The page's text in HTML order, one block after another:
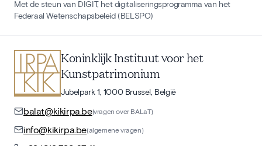
Met de steun van DIGIT, het digitaliseringsprogramma van het
Federaal Wetenschapsbeleid (BELSPO)
Koninklijk Instituut voor het
Kunstpatrimonium
Jubelpark 1, 1000 Brussel, België
balat@kikirpa.be(vragen over BALaT)
info@kikirpa.be(algemene vragen)